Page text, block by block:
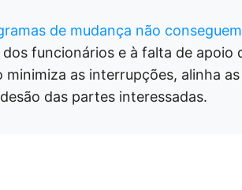
de mudança não conseguem
funcionários e à falta de apoio
as interrupções, alinha as
das partes interessadas.